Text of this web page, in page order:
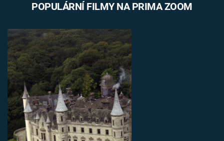
POPULÁRNÍ FILMY NA PRIMA ZOOM